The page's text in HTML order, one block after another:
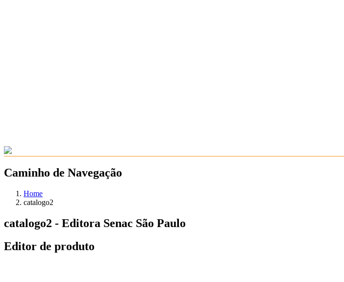
Caminho de Navegação
Home
catalogo2
catalogo2 - Editora Senac São Paulo
Editor de produto